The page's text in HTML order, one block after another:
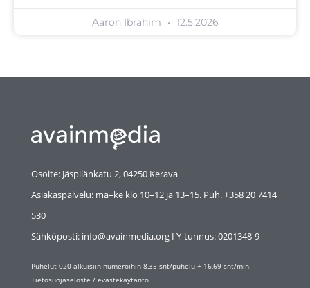
Aaron Ibrahim 12.5.2026
Osoite: Jäspilänkatu 2, 04250 Kerava
Asiakaspalvelu: ma–ke klo 10–12 ja 13–15. Puh. +358 20 7414
530
Sähköposti: info@avainmedia.org I Y-tunnus:0201348-9
Puhelut 020-alkuisiin numeroihin 8,35 snt/puhelu + 16,69 snt/min.
Tietosuojaseloste / evästekäytäntö